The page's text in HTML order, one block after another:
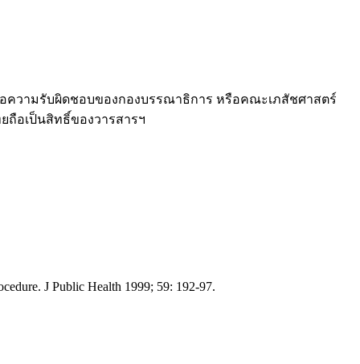
ามรับผิดชอบของกองบรรณาธิการ หรือคณะเภสัชศาสตร์
ถือเป็นสิทธิ์ของวารสารฯ
J Public Health 1999; 59: 192-97.